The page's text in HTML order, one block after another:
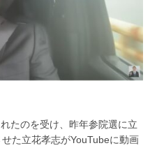
たのを受け、昨年参院選に立
た立花孝志がYouTubeに動画